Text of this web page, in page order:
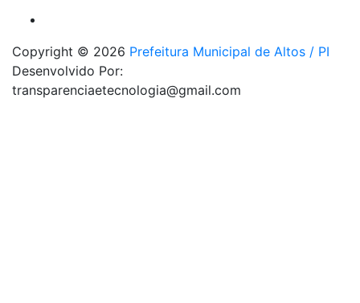
Copyright © 2026 Prefeitura Municipal de Altos / PI
Desenvolvido Por:
transparenciaetecnologia@gmail.com